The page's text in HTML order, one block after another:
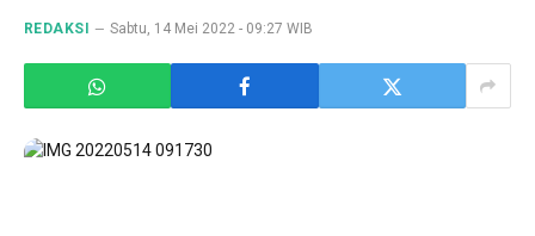
REDAKSI Sabtu, 14 Mei 2022 - 09:27 WIB